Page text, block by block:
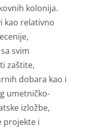
kolonija.
kao relativno
svim
zaštite,
dobara kao i
umetničko-
izložbe,
projekte i